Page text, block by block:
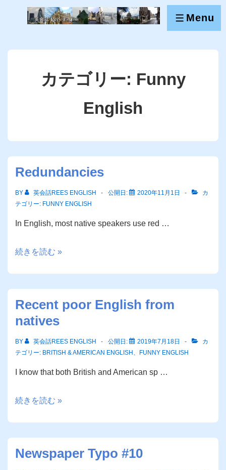
Menu
メ
ニ
カテゴリー: Funny
English
Redundancies
BY 英会話REES ENGLISH 公開日: 2020年11月1日
カ
テゴリー: FUNNY ENGLISH
In English, most native speakers use red …
Redundancies
続きを読む »
Recent poor English from
natives
BY 英会話REES ENGLISH 公開日: 2019年7月18日
カ
テゴリー: BRITISH & AMERICAN ENGLISH 、 FUNNY ENGLISH
I know that both British and American sp …
Recent
natives
続きを読む »
Newspaper Typo #10